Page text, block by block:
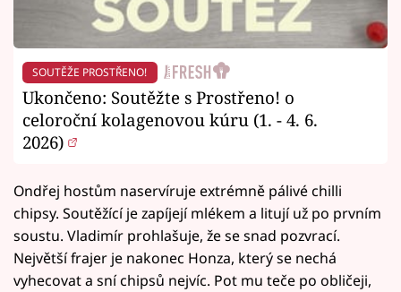
SOUTĚŽE PROSTŘENO!
Ukončeno: Soutěžte s Prostřeno! o
celoroční kolagenovou kúru (1. - 4. 6.
2026)
Ondřej hostům naservíruje extrémně pálivé chilli
chipsy. Soutěžící je zapíjejí mlékem a litují už po prvním
soustu. Vladimír prohlašuje, že se snad pozvrací.
Největší frajer je nakonec Honza, který se nechá
vyhecovat a sní chipsů nejvíc. Pot mu teče po obličeji,